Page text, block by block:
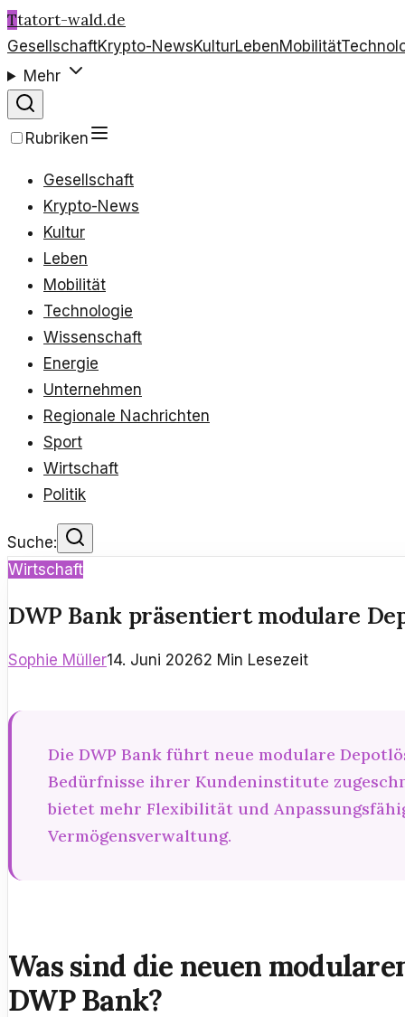
Ttatort-wald.de
GesellschaftKrypto-NewsKulturLebenMobilität
Mehr
Rubriken
Gesellschaft
Krypto-News
Kultur
Leben
Mobilität
Technologie
Wissenschaft
Energie
Unternehmen
Regionale Nachrichten
Sport
Wirtschaft
Politik
Suche:
Wirtschaft
DWP Bank präsentiert modulare
Sophie Müller14. Juni 20262 Min Lesezeit
Die DWP Bank führt neue modulare
Bedürfnisse ihrer Kundeninstitute
bietet mehr Flexibilität und
Vermögensverwaltung.
Was sind die neuen
DWP Bank?